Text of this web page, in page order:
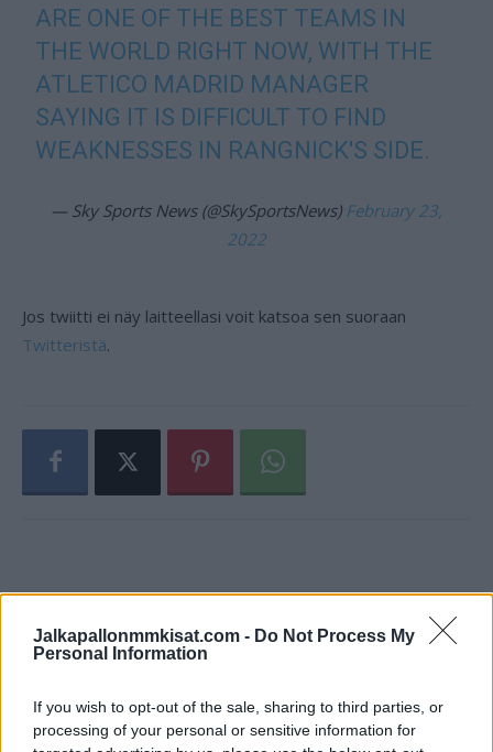
Jalkapallonmmkisat.com - Do Not Process My
Personal Information
If you wish to opt-out of the sale, sharing to third parties, or
processing of your personal or sensitive information for
ARE ONE OF THE BEST TEAMS IN
THE WORLD RIGHT NOW, WITH THE
ATLETICO MADRID MANAGER
SAYING IT IS DIFFICULT TO FIND
WEAKNESSES IN RANGNICK'S SIDE.
— Sky Sports News (@SkySportsNews) February 23,
2022
Jos twiitti ei näy laitteellasi voit katsoa sen suoraan
Twitteristä.